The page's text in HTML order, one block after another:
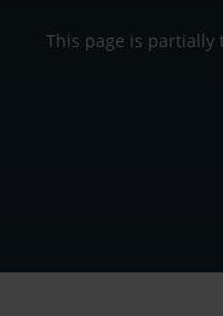
This page is partially